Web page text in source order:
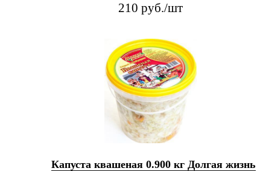
210 руб./шт
Капуста квашеная 0.900 кг Долгая жизнь